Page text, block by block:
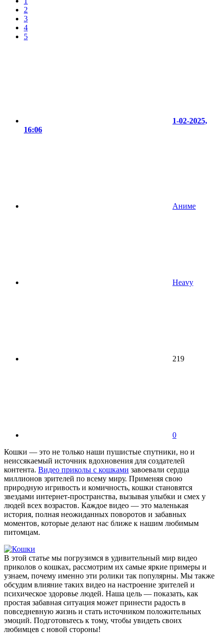
2
3
4
5
1-02-2025,
16:06
Аниме
Heavy
219
0
Кошки — это не только наши пушистые спутники, но и
неиссякаемый источник вдохновения для создателей
контента. Видео приколы с кошками завоевали сердца
миллионов зрителей по всему миру. Применяя свою
природную игривость и комичность, кошки становятся
звездами интернет-пространства, вызывая улыбки и смех у
людей всех возрастов. Каждое видео — это маленькая
история, полная неожиданных поворотов и забавных
моментов, которые делают нас ближе к нашим любимым
питомцам.
В этой статье мы погрузимся в удивительный мир видео
приколов о кошках, рассмотрим их самые яркие примеры и
узнаем, почему именно эти ролики так популярны. Мы также
обсудим влияние таких видео на настроение зрителей и
психическое здоровье людей. Наша цель — показать, как
простая забавная ситуация может принести радость в
повседневную жизнь и стать источником положительных
эмоций. Подготовьтесь к тому, чтобы увидеть своих
любимцев с новой стороны!